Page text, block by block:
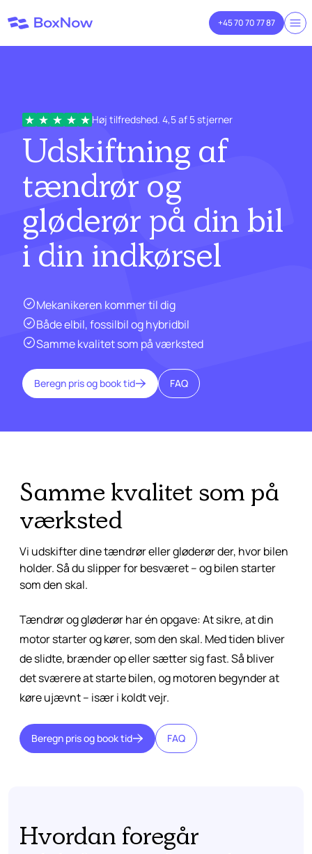
+45 70 70 77 87
Høj tilfredshed. 4,5 af 5 stjerner
Udskiftning af
tændrør og
gløderør på din bil
i din indkørsel
Mekanikeren kommer til dig
Både elbil, fossilbil og hybridbil
Samme kvalitet som på værksted
Beregn pris og book tid FAQ
Samme kvalitet som på
værksted
Vi udskifter dine tændrør eller gløderør der, hvor bilen
holder. Så du slipper for besværet – og bilen starter
som den skal.
Tændrør og gløderør har én opgave: At sikre, at din
motor starter og kører, som den skal. Med tiden bliver
de slidte, brænder op eller sætter sig fast. Så bliver
det sværere at starte bilen, og motoren begynder at
køre ujævnt – især i koldt vejr.
Beregn pris og book tid FAQ
Hvordan foregår